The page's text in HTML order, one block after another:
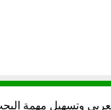
وتسهيل مهمة